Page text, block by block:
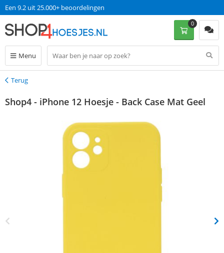
Een 9.2 uit 25.000+ beoordelingen
Menu
0
Terug
Terug
Shop4 - iPhone 12 Hoesje - Back Case Mat Geel